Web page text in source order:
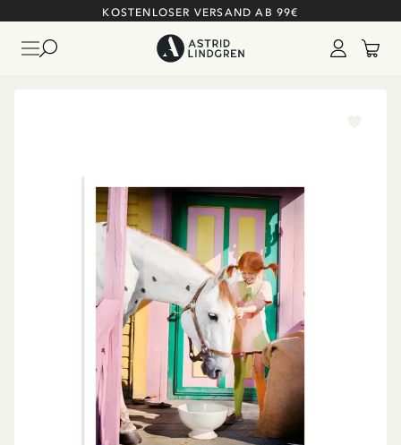
KOSTENLOSER VERSAND AB 99€